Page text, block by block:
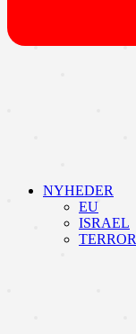
NYHEDER
EU
ISRAEL
TERROR